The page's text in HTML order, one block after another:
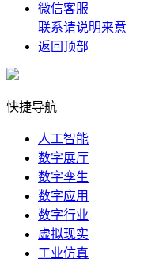
微信客服
联系请说明来意
返回顶部
快捷导航
人工智能
数字展厅
数字孪生
数字应用
数字行业
虚拟现实
工业仿真